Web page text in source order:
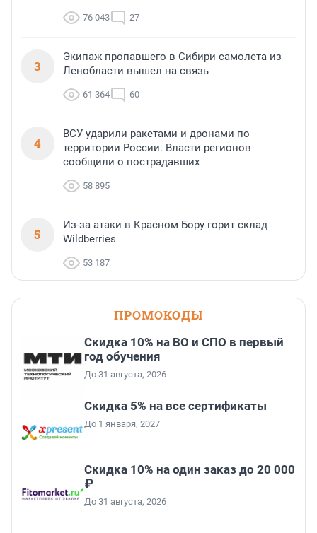
76 043 27
3
Экипаж пропавшего в Сибири самолета из
Ленобласти вышел на связь
61 364 60
4
ВСУ ударили ракетами и дронами по
территории России. Власти регионов
сообщили о пострадавших
58 895
5
Из-за атаки в Красном Бору горит склад
Wildberries
53 187
ПРОМОКОДЫ
Скидка 10% на ВО и СПО в первый
год обучения
До 31 августа, 2026
Скидка 5% на все сертификаты
До 1 января, 2027
Скидка 10% на один заказ до 20 000
₽
До 31 августа, 2026